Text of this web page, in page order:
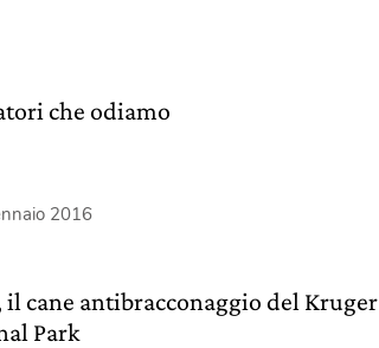
che odiamo
2016
cane antibracconaggio del Kruger
Park